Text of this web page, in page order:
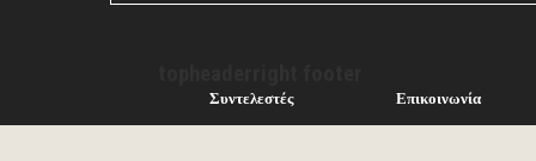
Συντελεστές Επικοινωνία